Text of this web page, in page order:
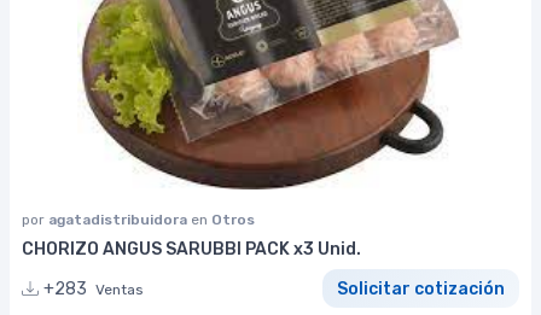
por agatadistribuidora en Otros
CHORIZO ANGUS SARUBBI PACK x3 Unid.
+283 Ventas Solicitar cotización